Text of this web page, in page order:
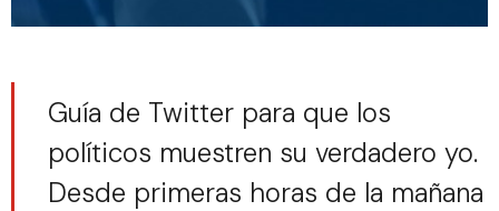
Guía de Twitter para que los
políticos muestren su verdadero yo.
Desde primeras horas de la mañana